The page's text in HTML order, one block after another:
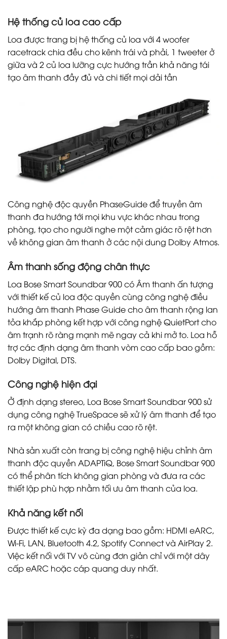
Hệ thống củ loa cao cấp
Loa được trang bị hệ thống củ loa với 4 woofer
racetrack chia đều cho kênh trái và phải, 1 tweeter ở
giữa và 2 củ loa lưỡng cực hướng trần khả năng tái
tạo âm thanh đầy đủ và chi tiết mọi dải tần
Công nghệ độc quyền PhaseGuide để truyền âm
thanh đa hướng tới mọi khu vực khác nhau trong
phòng, tạo cho người nghe một cảm giác rõ rệt hơn
về không gian âm thanh ở các nội dung Dolby Atmos.
Âm thanh sống động chân thực
Loa Bose Smart Soundbar 900 có Âm thanh ấn tượng
với thiết kế củ loa độc quyền cùng công nghệ điều
hướng âm thanh Phase Guide cho âm thanh rộng lan
tỏa khắp phòng kết hợp với công nghệ QuietPort cho
âm trạnh rõ ràng mạnh mẽ ngay cả khi mở to. Loa hỗ
trợ các định dạng âm thanh vòm cao cấp bao gồm:
Dolby Digital, DTS.
Công nghệ hiện đại
Ở định dạng stereo, Loa Bose Smart Soundbar 900 sử
dụng công nghệ TrueSpace sẽ xử lý âm thanh để tạo
ra một không gian có chiều cao rõ rệt.
Nhà sản xuất còn trang bị công nghệ hiệu chỉnh âm
thanh độc quyền ADAPTiQ, Bose Smart Soundbar 900
có thể phân tích không gian phòng và đưa ra các
thiết lập phù hợp nhằm tối ưu âm thanh của loa.
Khả năng kết nối
Được thiết kế cực kỳ đa dạng bao gồm: HDMI eARC,
Wi-Fi, LAN, Bluetooth 4.2, Spotify Connect và AirPlay 2.
Việc kết nối với TV vô cùng đơn giản chỉ với một dây
cấp eARC hoặc cáp quang duy nhất.